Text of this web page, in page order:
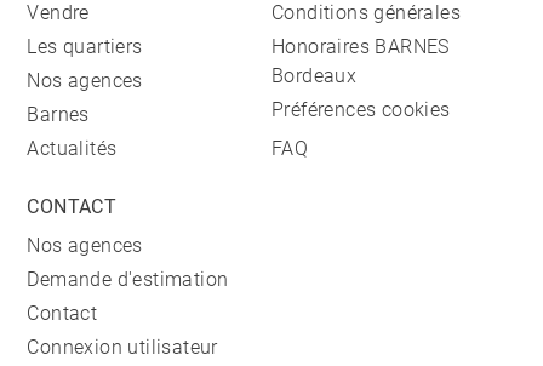
Vendre
Les quartiers
Nos agences
Barnes
Actualités
Conditions générales
Honoraires BARNES
Bordeaux
Préférences cookies
FAQ
CONTACT
Nos agences
Demande d'estimation
Contact
Connexion utilisateur